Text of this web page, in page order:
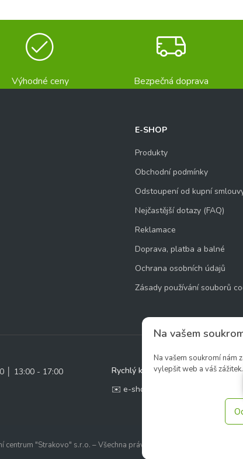
Na vašem
Na vašem soukromí nám
vylepšit web a váš zážitek.
Výhodné ceny Bezpečná doprava
E-SHOP
Produkty
Obchodní podmínky
Odstoupení od kupní
Nejčastější dotazy (FAQ)
Reklamace
Doprava, platba a balné
Ochrana osobních údajů
Zásady používání souborů
│ 13:00 - 17:00
Rychlý kontakt:
✉️ e-shop@zcstrakovo.cz
"Strakovo" s.r.o. – Všechna práva vyhrazena. | Vytvořilo